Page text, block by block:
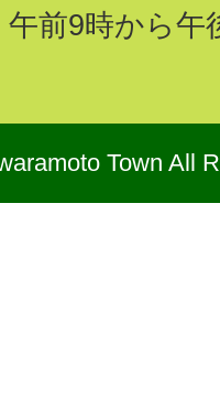
前9時から午
Town All